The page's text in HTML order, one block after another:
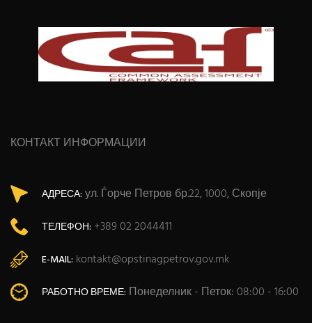
КОНТАКТ ИНФОРМАЦИИ
АДРЕСА: ул. Ѓорче Петров бр.22, 1000, Скопје
ТЕЛЕФОН: +389 02 2044411
E-MAIL: kontakt@opstinagpetrov.gov.mk
РАБОТНО ВРЕМЕ: Понеделник - Петок: 08:00 - 16:00